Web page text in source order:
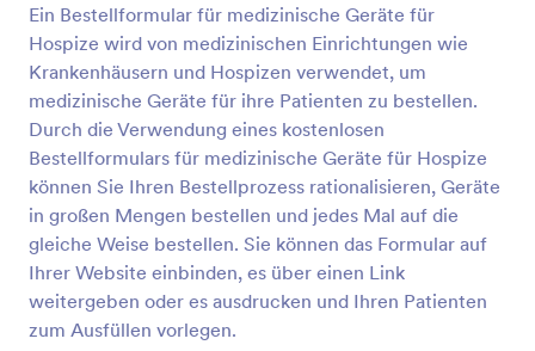
Ein Bestellformular für medizinische Geräte für
Hospize wird von medizinischen Einrichtungen wie
Krankenhäusern und Hospizen verwendet, um
medizinische Geräte für ihre Patienten zu bestellen.
Durch die Verwendung eines kostenlosen
Bestellformulars für medizinische Geräte für Hospize
können Sie Ihren Bestellprozess rationalisieren, Geräte
in großen Mengen bestellen und jedes Mal auf die
gleiche Weise bestellen. Sie können das Formular auf
Ihrer Website einbinden, es über einen Link
weitergeben oder es ausdrucken und Ihren Patienten
zum Ausfüllen vorlegen.
Vorschau